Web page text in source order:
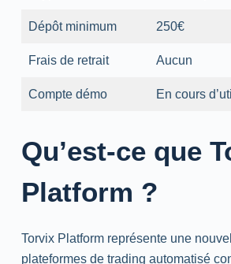
Dépôt minimum 250€
Frais de retrait Aucun
Compte démo En cours
Qu’est-ce que
Platform ?
Torvix Platform représente une
plateformes de trading automatisé